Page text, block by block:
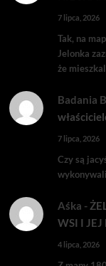
7 lipca, 2026
Tak, na
Jelonka
że
Badania
7 lipca, 2026
Czy są
Aśka -
WSI I
4 lipca, 2026